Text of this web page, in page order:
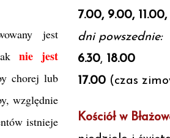
jest
nie jest
chorej lub
względnie
istnieje
7.00, 9.00, 11.00,
dni powszednie:
6.30, 18.00
17.00 (czas
Kościół w